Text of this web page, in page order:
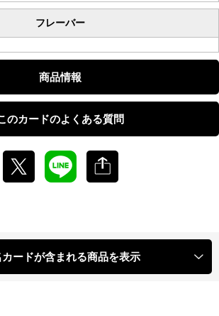
フレーバー
商品情報
のカードのよくある質問
カードが含まれる商品を表示